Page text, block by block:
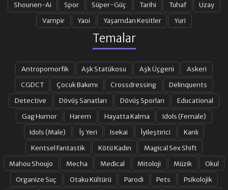
Shounen-Ai
Spor Süper-Güç Tarihi Tuhaf
Uzay
Vampir
Yaoi Yaşamdan Kesitler Yuri
Temalar
Antropomorfik Aşk Statükosu Aşk Üçgeni
Askeri
CGDCT
Çocuk Bakımı Crossdressing
Delinquents
Detective
Dövüş Sanatları Dövüş Sporları
Educational
Gag Humor
Harem Hayatta Kalma
Idols (Female)
Idols (Male)
İş Yeri Isekai İyileştirici
Kanlı
Kentsel Fantastik
Kötü Kadın
Magical Sex Shift
Mahou Shoujo
Mecha Medical Mitoloji Müzik
Okul
Organize Suç
Otaku Kültürü Parodi Pets
Psikolojik